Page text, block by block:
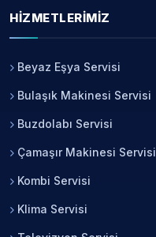
HIZMETLERIMIZ
Beyaz Eşya Servisi
Bulaşık Makinesi Servisi
Buzdolabı Servisi
Çamaşır Makinesi Servisi
Kombi Servisi
Klima Servisi